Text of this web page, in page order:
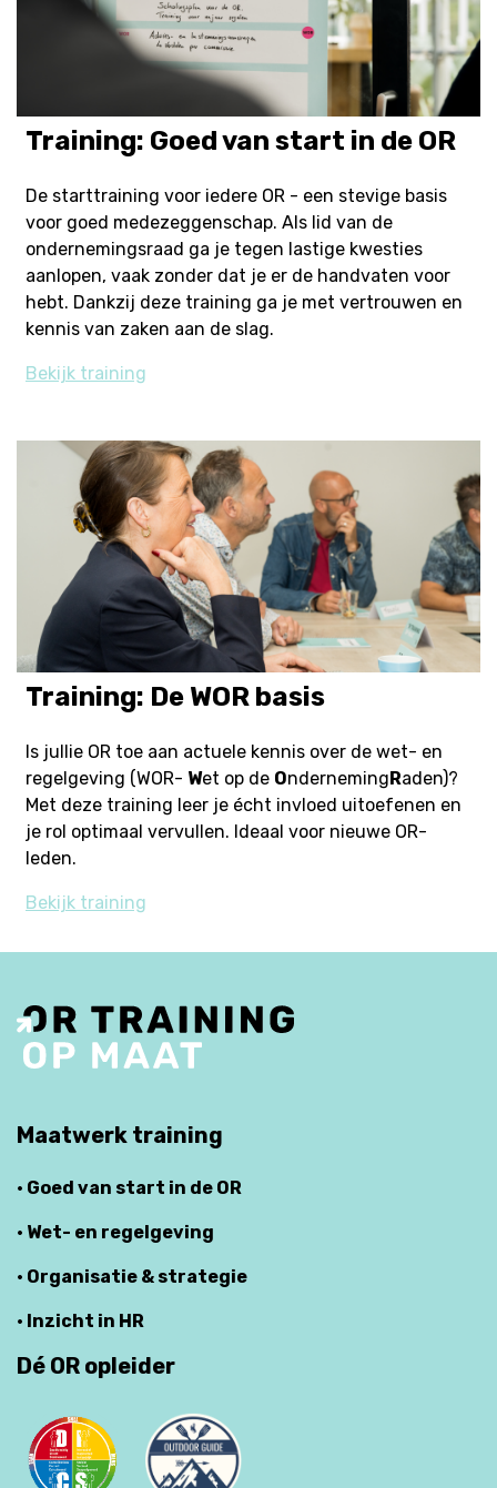
Training: Goed van start in de OR
De starttraining voor iedere OR - een stevige basis
voor goed medezeggenschap. Als lid van de
ondernemingsraad ga je tegen lastige kwesties
aanlopen, vaak zonder dat je er de handvaten voor
hebt. Dankzij deze training ga je met vertrouwen en
kennis van zaken aan de slag.
Bekijk training
Training: De WOR basis
Is jullie OR toe aan actuele kennis over de wet- en
regelgeving (WOR- Wet op de OndernemingRaden)?
Met deze training leer je écht invloed uitoefenen en
je rol optimaal vervullen. Ideaal voor nieuwe OR-
leden.
Bekijk training
Maatwerk training
· Goed van start in de OR
· Wet- en regelgeving
· Organisatie & strategie
· Inzicht in HR
Dé OR opleider